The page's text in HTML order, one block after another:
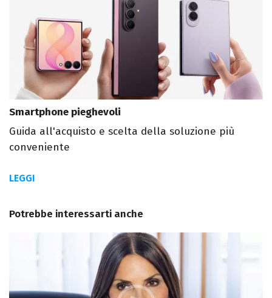
Smartphone pieghevoli
Guida all'acquisto e scelta della soluzione più
conveniente
LEGGI
Potrebbe interessarti anche